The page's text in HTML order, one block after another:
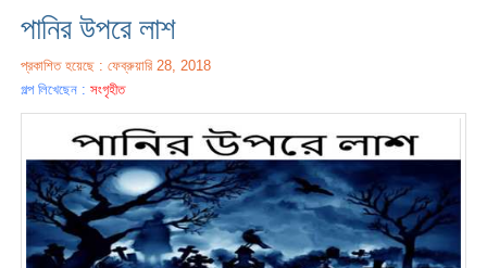
পানির উপরে লাশ
প্রকাশিত হয়েছে : ফেব্রুয়ারি 28, 2018
গল্প লিখেছেন :সংগৃহীত